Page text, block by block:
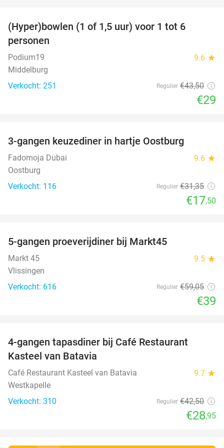
(Hyper)bowlen (1 of 1,5 uur) voor 1 tot 6
personen
Podium19 9.6 star
Middelburg
Verkocht: 251
Regulier €43,50
€29
3-gangen keuzediner in hartje Oostburg
Fadomoja Dubai 9.6 star
Oostburg
Verkocht: 116
Regulier €31,35
€17,50
5-gangen proeverijdiner bij Markt45
Markt 45 9.5 star
Vlissingen
Verkocht: 616
Regulier €59,05
€39
4-gangen tapasdiner bij Café Restaurant
Kasteel van Batavia
Café Restaurant Kasteel van Batavia 9.7 star
Westkapelle
Verkocht: 310
Regulier €42,50
€28,95